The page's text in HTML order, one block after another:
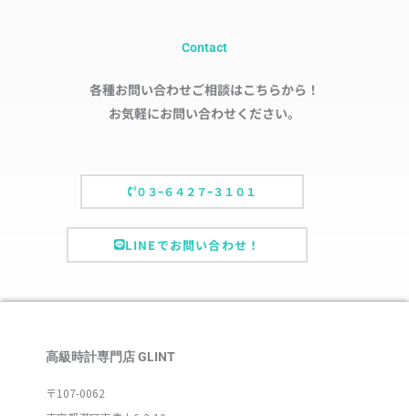
Contact
各種お問い合わせご相談はこちらから！
お気軽にお問い合わせください。
０３ｰ６４２７ｰ３１０１
LINEでお問い合わせ！
高級時計専門店 GLINT
〒107-0062